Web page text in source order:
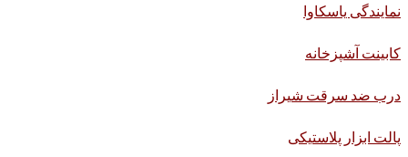
نمایندگی یاسکاوا
کابینت آشپزخانه
درب ضد سرقت شیراز
پالت ابزار پلاستیکی